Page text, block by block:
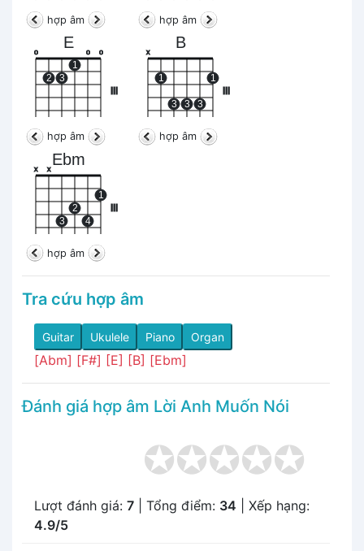
hợp âm hợp âm
E
III
o
2 3
1
o o
hợp âm
B
x
1
3 3 3
1
hợp âm
Ebm
III
x x
3
2
4
1
hợp âm
Tra cứu hợp âm
Guitar Ukulele Piano Organ
[Abm] [F#] [E] [B] [Ebm]
Đánh giá hợp âm Lời Anh Muốn Nói
Lượt đánh giá: 7 | Tổng điểm: 34 | Xếp hạng:
4.9/5